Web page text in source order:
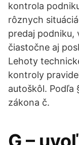
kontrola
rôznych
predaj podniku,
čiastočne aj
Lehoty
kontroly
autoškôl. Podľa
zákona č.